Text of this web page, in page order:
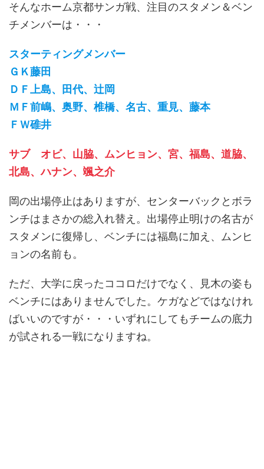
そんなホーム京都サンガ戦、注目のスタメン＆ベン
チメンバーは・・・
スターティングメンバー
ＧＫ藤田
ＤＦ上島、田代、辻岡
ＭＦ前嶋、奥野、椎橋、名古、重見、藤本
ＦＷ碓井
サブ オビ、山脇、ムンヒョン、宮、福島、道脇、
北島、ハナン、颯之介
岡の出場停止はありますが、センターバックとボラ
ンチはまさかの総入れ替え。出場停止明けの名古が
スタメンに復帰し、ベンチには福島に加え、ムンヒ
ョンの名前も。
ただ、大学に戻ったココロだけでなく、見木の姿も
ベンチにはありませんでした。ケガなどではなけれ
ばいいのですが・・・いずれにしてもチームの底力
が試される一戦になりますね。